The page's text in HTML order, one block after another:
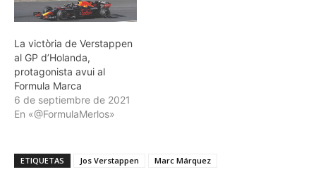
La victòria de Verstappen
al GP d’Holanda,
protagonista avui al
Formula Marca
6 de septiembre de 2021
En «@FormulaMerlos»
ETIQUETAS Jos Verstappen Marc Márquez